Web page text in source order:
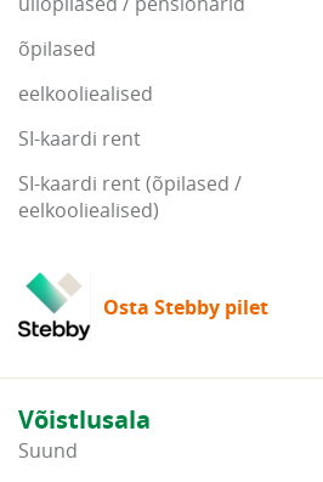
õpilased
eelkooliealised
SI-kaardi rent
SI-kaardi rent (õpilased /
eelkooliealised)
Osta Stebby pilet
Võistlusala
Suund